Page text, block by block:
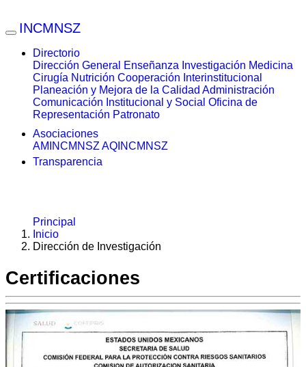
INCMNSZ
Directorio
Dirección General
Enseñanza Investigación Medicina
Cirugía Nutrición Cooperación Interinstitucional
Planeación y Mejora de la Calidad Administración
Comunicación Institucional y Social Oficina de
Representación Patronato
Asociaciones
AMINCMNSZ AQINCMNSZ
Transparencia
Principal
Inicio
Dirección de Investigación
Certificaciones